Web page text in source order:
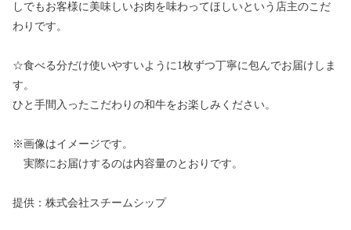
しでもお客様に美味しいお肉を味わってほしいという店主のこだ
わりです。
☆食べる分だけ使いやすいように1枚ずつ丁寧に包んでお届けしま
す。
ひと手間入ったこだわりの和牛をお楽しみください。
※画像はイメージです。
実際にお届けするのは内容量のとおりです。
提供：株式会社スチームシップ